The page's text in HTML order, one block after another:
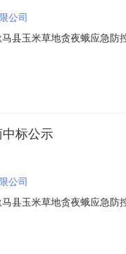
公司
县玉米草地贪夜蛾应急防
采购法》、《政府采购竞
标公示
公司
县玉米草地贪夜蛾应急防
》、《政府采购竞争性磋